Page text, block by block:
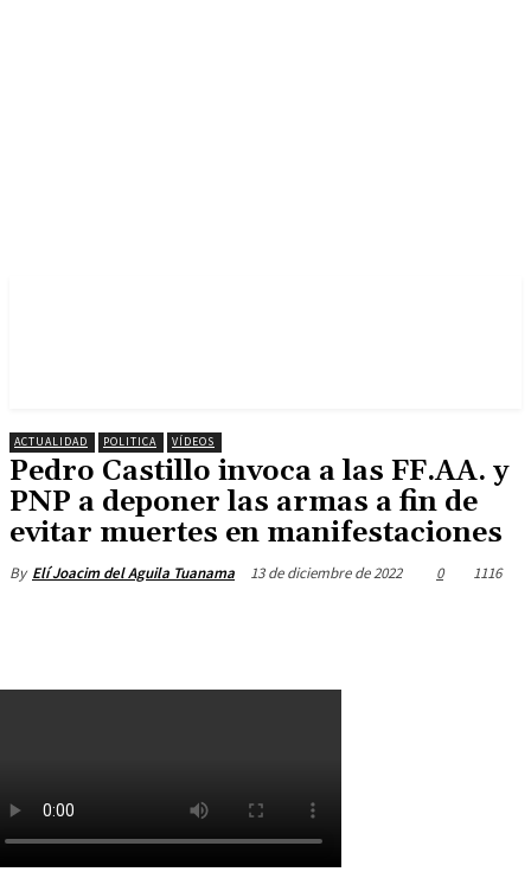
ACTUALIDAD POLITICA VÍDEOS
Pedro Castillo invoca a las FF.AA. y
PNP a deponer las armas a fin de
evitar muertes en manifestaciones
By Elí Joacim del Aguila Tuanama 13 de diciembre de 2022 0 1116